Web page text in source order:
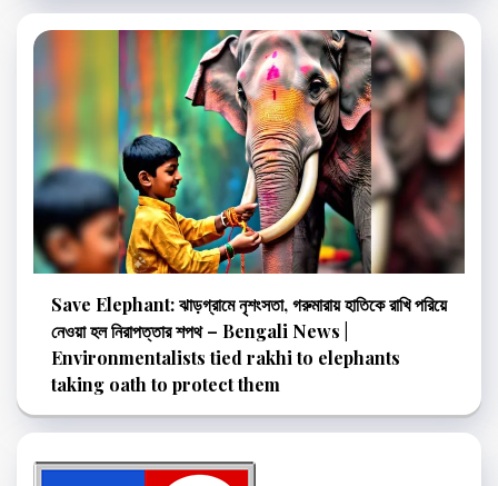
Save Elephant: ঝাড়গ্রামে নৃশংসতা, গরুমারায় হাতিকে রাখি পরিয়ে
নেওয়া হল নিরাপত্তার শপথ – Bengali News |
Environmentalists tied rakhi to elephants
taking oath to protect them